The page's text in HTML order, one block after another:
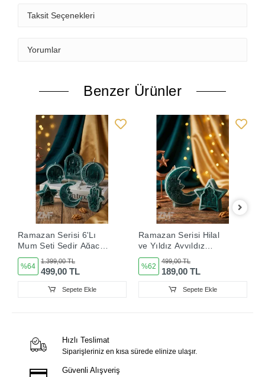
Taksit Seçenekleri
Yorumlar
Benzer Ürünler
Ramazan Serisi 6'Lı
Mum Seti Sedir Ağacı
Kokulu
%64
1.399,00 TL
499,00 TL
Sepete Ekle
Ramazan Serisi Hilal
ve Yıldız Ayyıldız
Tasarım İkili Mum Seti
Sedir Ağacı Kokulu
%62
499,00 TL
189,00 TL
Sepete Ekle
Hızlı Teslimat
Siparişleriniz en kısa sürede elinize ulaşır.
Güvenli Alışveriş